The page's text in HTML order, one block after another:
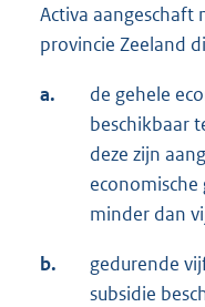
Activa aangeschaft
provincie Zeeland
a.
de gehele
beschikbaar
deze zijn
minder dan
b.
gedurende
subsidie